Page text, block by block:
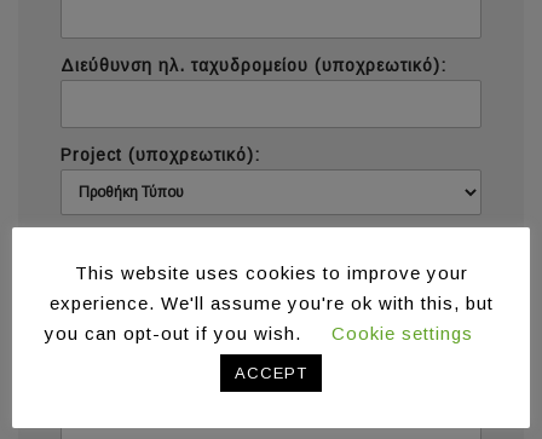
Διεύθυνση ηλ. ταχυδρομείου (υποχρεωτικό):
Project (υποχρεωτικό):
This website uses cookies to improve your
experience. We'll assume you're ok with this, but
you can opt-out if you wish.
Cookie settings
ACCEPT